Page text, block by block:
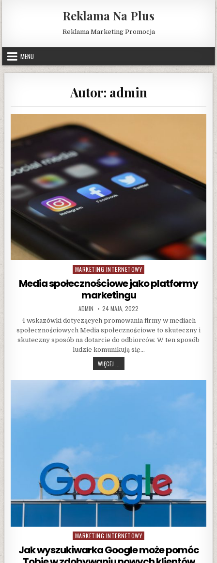
content
Reklama Na Plus
Reklama Marketing Promocja
MENU
Autor: admin
Posted
MARKETING INTERNETOWY
Media społecznościowe jako platformy
marketingu
AUTHOR:
ADMIN PUBLISHED
DATE:
24 MAJA, 2022
4 wskazówki dotyczących promowania firmy w mediach
społecznościowych Media społecznościowe to skuteczny i
skuteczny sposób na dotarcie do odbiorców. W ten sposób
ludzie komunikują się…
WIĘCEJ ...
SPOŁECZNOŚCIOWE
JAKO
PLATFORMY
Posted
in
MARKETING INTERNETOWY
Jak wyszukiwarka Google może pomóc